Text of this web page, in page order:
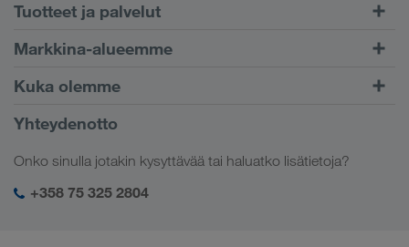
Tuotteet ja palvelut
Maantiekuljetukset
CONNECT-asiakasportaali
Digitaaliset ratkaisut
Toimialakohtaiset ratkaisut
Markkina-alueemme
Eurooppa
Kaukasus
Keski-Aasia
Lähi-itä
Kuka olemme
Yritystiedot
Yhteiskuntavastuu
SHEQ-hallinto
Yhteydenotto
Onko sinulla jotakin kysyttävää tai haluatko lisätietoja?
+358 75 325 2804